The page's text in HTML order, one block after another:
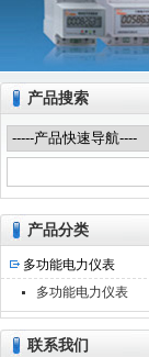
江苏艾斯特电气有限公司
产品搜索
产品分类
多功能电力仪表
多功能电力仪表
联系我们